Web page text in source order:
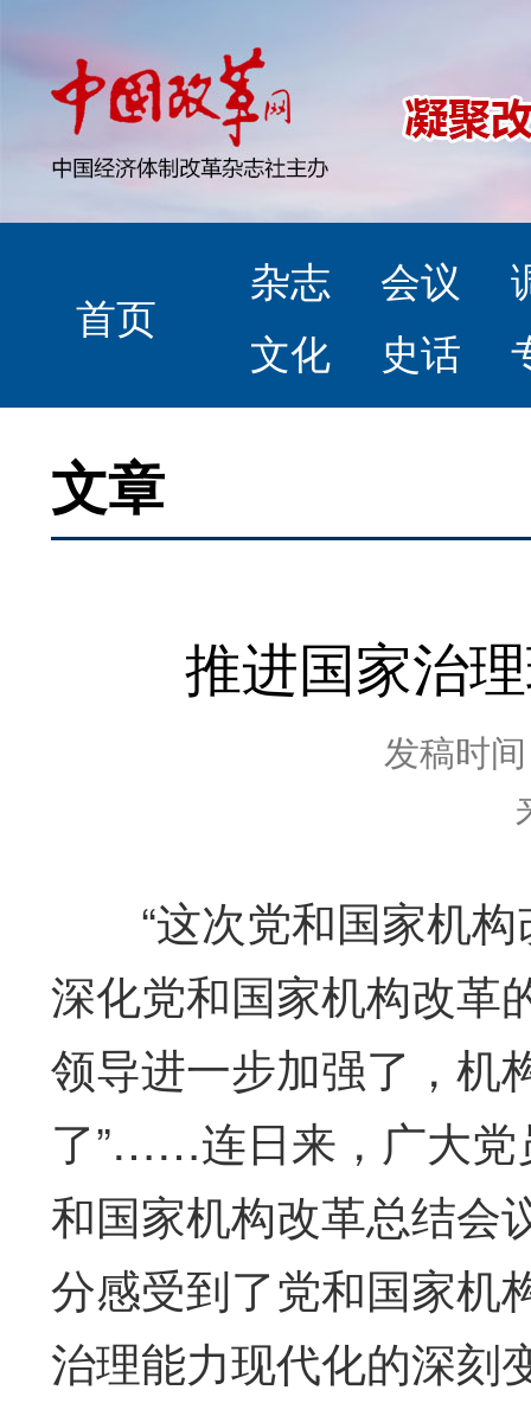
首页
杂志 会议
文化
史话
文章
推进国家治
发稿时
“这次党和国家机构
深化党和国家机构改革
领导进一步加强了，机
了”……连日来，广大党
和国家机构改革总结会
分感受到了党和国家机
治理能力现代化的深刻